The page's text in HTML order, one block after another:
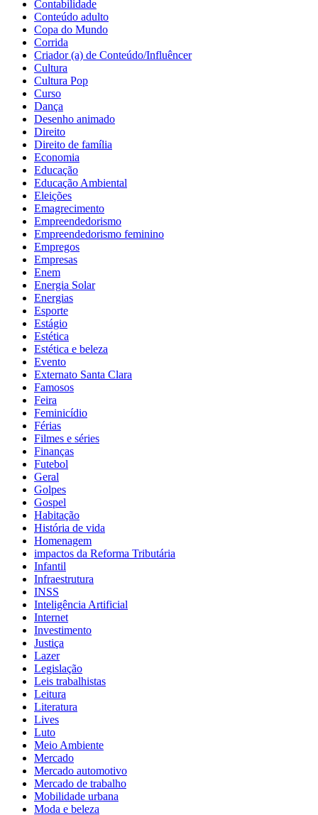
Contabilidade
Conteúdo adulto
Copa do Mundo
Corrida
Criador (a) de Conteúdo/Influêncer
Cultura
Cultura Pop
Curso
Dança
Desenho animado
Direito
Direito de família
Economia
Educação
Educação Ambiental
Eleições
Emagrecimento
Empreendedorismo
Empreendedorismo feminino
Empregos
Empresas
Enem
Energia Solar
Energias
Esporte
Estágio
Estética
Estética e beleza
Evento
Externato Santa Clara
Famosos
Feira
Feminicídio
Férias
Filmes e séries
Finanças
Futebol
Geral
Golpes
Gospel
Habitação
História de vida
Homenagem
impactos da Reforma Tributária
Infantil
Infraestrutura
INSS
Inteligência Artificial
Internet
Investimento
Justiça
Lazer
Legislação
Leis trabalhistas
Leitura
Literatura
Lives
Luto
Meio Ambiente
Mercado
Mercado automotivo
Mercado de trabalho
Mobilidade urbana
Moda e beleza